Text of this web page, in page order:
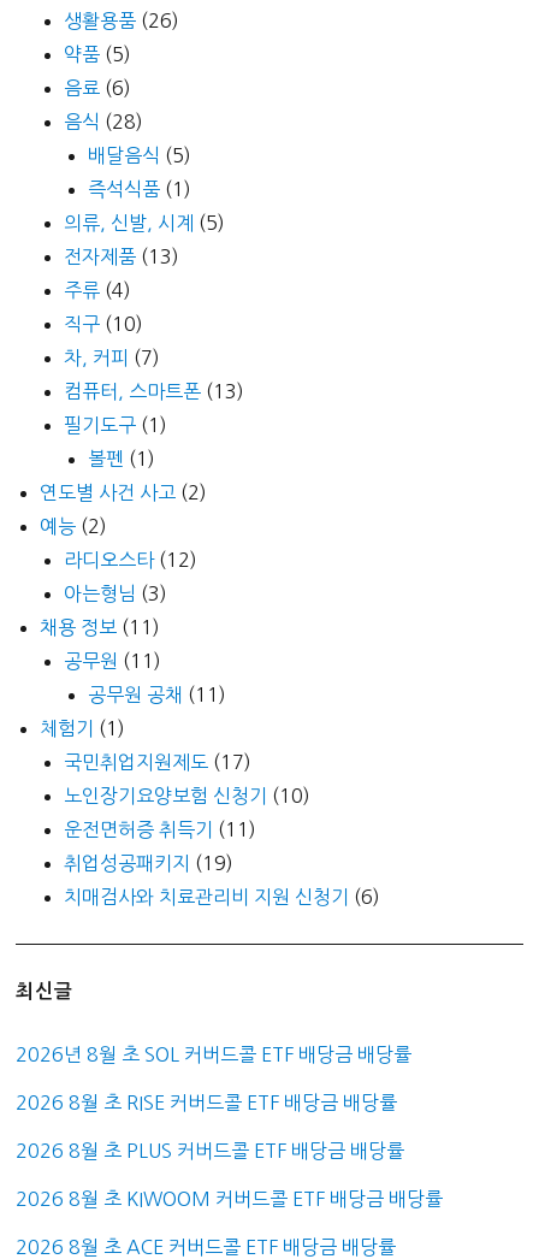
생활용품 (26)
약품 (5)
음료 (6)
음식 (28)
배달음식 (5)
즉석식품 (1)
의류, 신발, 시계 (5)
전자제품 (13)
주류 (4)
직구 (10)
차, 커피 (7)
컴퓨터, 스마트폰 (13)
필기도구 (1)
볼펜 (1)
연도별 사건 사고 (2)
예능 (2)
라디오스타(12)
아는형님 (3)
채용 정보 (11)
공무원 (11)
공무원 공채 (11)
체험기
(1)
국민취업지원제도 (17)
노인장기요양보험 신청기
(10)
운전면허증 취득기
(11)
취업성공패키지
(19)
치매검사와 치료관리비 지원 신청기
(6)
최신글
2026년 8월 초 SOL 커버드콜 ETF 배당금 배당률
2026 8월 초 RISE 커버드콜 ETF 배당금 배당률
2026 8월 초 PLUS 커버드콜 ETF 배당금 배당률
2026 8월 초 KIWOOM 커버드콜 ETF 배당금 배당률
2026 8월 초 ACE 커버드콜 ETF 배당금 배당률